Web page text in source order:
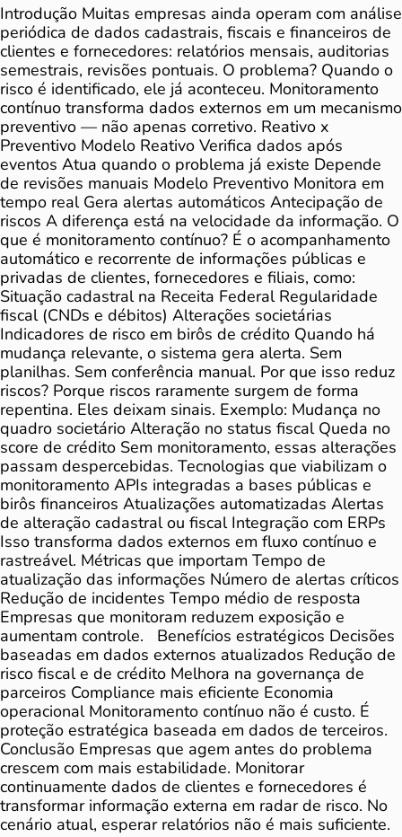
Introdução Muitas empresas ainda operam com análise
periódica de dados cadastrais, fiscais e financeiros de
clientes e fornecedores: relatórios mensais, auditorias
semestrais, revisões pontuais. O problema? Quando o
risco é identificado, ele já aconteceu. Monitoramento
contínuo transforma dados externos em um mecanismo
preventivo — não apenas corretivo. Reativo x
Preventivo Modelo Reativo Verifica dados após
eventos Atua quando o problema já existe Depende
de revisões manuais Modelo Preventivo Monitora em
tempo real Gera alertas automáticos Antecipação de
riscos A diferença está na velocidade da informação. O
que é monitoramento contínuo? É o acompanhamento
automático e recorrente de informações públicas e
privadas de clientes, fornecedores e filiais, como:
Situação cadastral na Receita Federal Regularidade
fiscal (CNDs e débitos) Alterações societárias
Indicadores de risco em birôs de crédito Quando há
mudança relevante, o sistema gera alerta. Sem
planilhas. Sem conferência manual. Por que isso reduz
riscos? Porque riscos raramente surgem de forma
repentina. Eles deixam sinais. Exemplo: Mudança no
quadro societário Alteração no status fiscal Queda no
score de crédito Sem monitoramento, essas alterações
passam despercebidas. Tecnologias que viabilizam o
monitoramento APIs integradas a bases públicas e
birôs financeiros Atualizações automatizadas Alertas
de alteração cadastral ou fiscal Integração com ERPs
Isso transforma dados externos em fluxo contínuo e
rastreável. Métricas que importam Tempo de
atualização das informações Número de alertas críticos
Redução de incidentes Tempo médio de resposta
Empresas que monitoram reduzem exposição e
aumentam controle. Benefícios estratégicos Decisões
baseadas em dados externos atualizados Redução de
risco fiscal e de crédito Melhora na governança de
parceiros Compliance mais eficiente Economia
operacional Monitoramento contínuo não é custo. É
proteção estratégica baseada em dados de terceiros.
Conclusão Empresas que agem antes do problema
crescem com mais estabilidade. Monitorar
continuamente dados de clientes e fornecedores é
transformar informação externa em radar de risco. No
cenário atual, esperar relatórios não é mais suficiente.